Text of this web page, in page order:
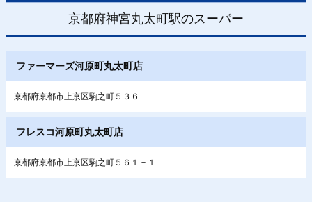
京都府神宮丸太町駅のスーパー
ファーマーズ河原町丸太町店
京都府京都市上京区駒之町５３６
フレスコ河原町丸太町店
京都府京都市上京区駒之町５６１－１